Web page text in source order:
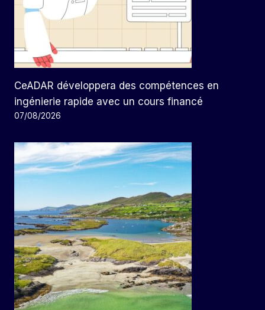
CeADAR développera des compétences en
ingénierie rapide avec un cours financé
07/08/2026